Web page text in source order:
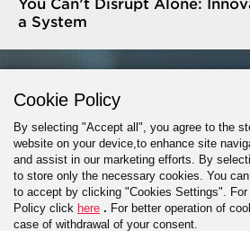
You Can’t Disrupt Alone:
a System
GET IN
PROJECT INQUIRY
Cookie Policy
By selecting "Accept all", you agree to the
website on your device,to enhance site
and assist in our marketing efforts. By
to store only the necessary cookies. You
to accept by clicking "Cookies Settings". For
Policy click here . For better operation of
case of withdrawal of your consent.